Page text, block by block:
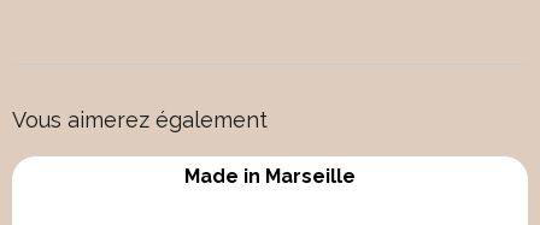
Vous aimerez également
Made in Marseille